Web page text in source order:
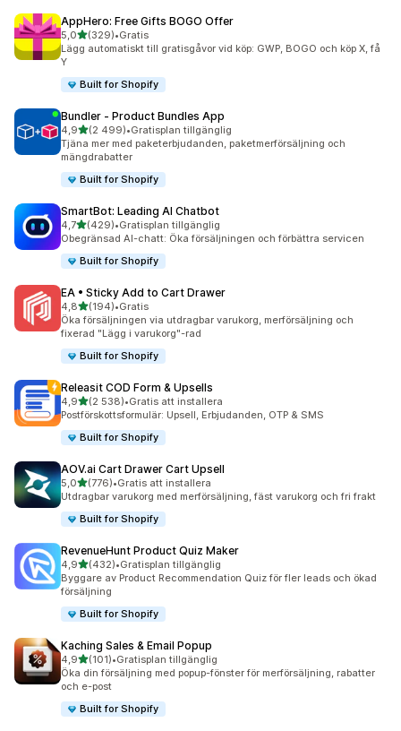
AppHero: Free Gifts BOGO Offer
5,0av 5 stjärnor
(329)
329 recensioner totalt
•Gratis
Lägg automatiskt till gratisgåvor vid köp: GWP, BOGO och köp X, få
Y
Built for Shopify
Bundler ‑ Product Bundles App
4,9av 5 stjärnor
(2 499)
2499 recensioner totalt
•Gratisplan tillgänglig
Tjäna mer med paketerbjudanden, paketmerförsäljning och
mängdrabatter
Built for Shopify
SmartBot: Leading AI Chatbot
4,7av 5 stjärnor
(429)
429 recensioner totalt
•Gratisplan tillgänglig
Obegränsad AI-chatt: Öka försäljningen och förbättra servicen
Built for Shopify
EA • Sticky Add to Cart Drawer
4,8av 5 stjärnor
(194)
194 recensioner totalt
•Gratis
Öka försäljningen via utdragbar varukorg, merförsäljning och
fixerad "Lägg i varukorg"-rad
Built for Shopify
Releasit COD Form & Upsells
4,9av 5 stjärnor
(2 538)
2538 recensioner totalt
•Gratis att installera
Postförskottsformulär: Upsell, Erbjudanden, OTP & SMS
Built for Shopify
AOV.ai Cart Drawer Cart Upsell
5,0av 5 stjärnor
(776)
776 recensioner totalt
•Gratis att installera
Utdragbar varukorg med merförsäljning, fäst varukorg och fri frakt
Built for Shopify
RevenueHunt Product Quiz Maker
4,9av 5 stjärnor
(432)
432 recensioner totalt
•Gratisplan tillgänglig
Byggare av Product Recommendation Quiz för fler leads och ökad
försäljning
Built for Shopify
Kaching Sales & Email Popup
4,9av 5 stjärnor
(101)
101 recensioner totalt
•Gratisplan tillgänglig
Öka din försäljning med popup-fönster för merförsäljning, rabatter
och e-post
Built for Shopify